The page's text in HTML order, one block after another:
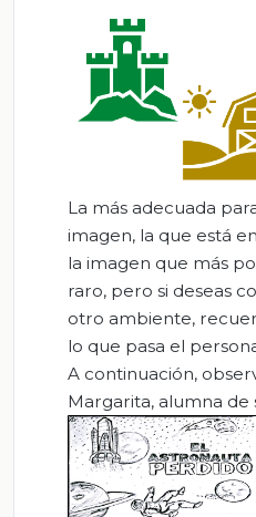
La más adecuada
imagen, la que está
la imagen que más
raro, pero si deseas
otro ambiente,
lo que pasa el
A continuación,
Margarita, alumna de